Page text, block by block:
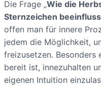
Die Frage „Wie die
Sternzeichen
offen man für innere
jedem die Möglichkeit,
freizusetzen. Besonders
bereit ist, innezuhalten
eigenen Intuition